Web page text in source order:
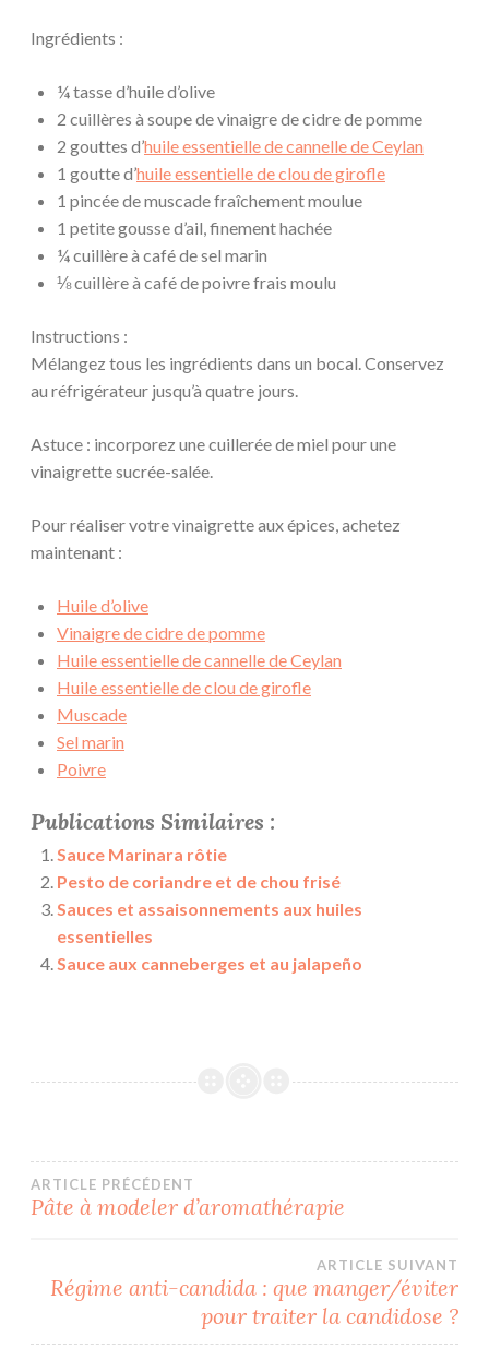
Ingrédients :
¼ tasse d’huile d’olive
2 cuillères à soupe de vinaigre de cidre de pomme
2 gouttes d’huile essentielle de cannelle de Ceylan
1 goutte d’huile essentielle de clou de girofle
1 pincée de muscade fraîchement moulue
1 petite gousse d’ail, finement hachée
¼ cuillère à café de sel marin
⅛ cuillère à café de poivre frais moulu
Instructions :
Mélangez tous les ingrédients dans un bocal. Conservez
au réfrigérateur jusqu’à quatre jours.
Astuce : incorporez une cuillerée de miel pour une
vinaigrette sucrée-salée.
Pour réaliser votre vinaigrette aux épices, achetez
maintenant :
Huile d’olive
Vinaigre de cidre de pomme
Huile essentielle de cannelle de Ceylan
Huile essentielle de clou de girofle
Muscade
Sel marin
Poivre
Publications Similaires :
Sauce Marinara rôtie
Pesto de coriandre et de chou frisé
Sauces et assaisonnements aux huiles
essentielles
Sauce aux canneberges et au jalapeño
Navigation
l’article
ARTICLE PRÉCÉDENT
Pâte à modeler d’aromathérapie
ARTICLE SUIVANT
Régime anti-candida : que manger/éviter
pour traiter la candidose ?